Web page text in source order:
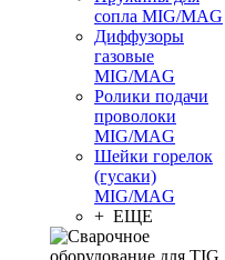
сопла MIG/MAG
Диффузоры
газовые
MIG/MAG
Ролики подачи
проволоки
MIG/MAG
Шейки горелок
(гусаки)
MIG/MAG
+ ЕЩЕ